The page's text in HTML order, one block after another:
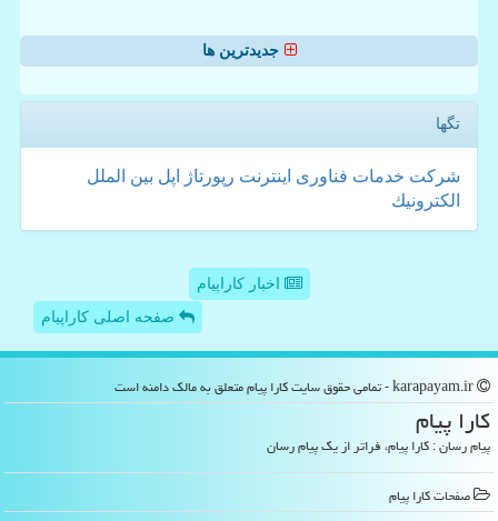
جدیدترین ها
تگها
شركت خدمات فناوری اینترنت رپورتاژ اپل بین الملل
الكترونیك
اخبار کاراپیام
صفحه اصلی کاراپیام
كارا پیام
پیام رسان : کارا پیام، فراتر از یک پیام رسان
صفحات كارا پیام